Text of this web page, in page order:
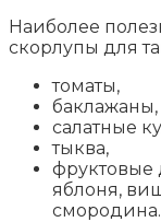
Наиболее
скорлупы для
томаты,
баклажаны,
салатные
тыква,
фруктовые
яблоня,
смородина.